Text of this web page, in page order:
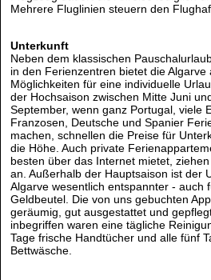
Mehrere Fluglinien steuern den
Unterkunft
Neben dem klassischen
in den Ferienzentren bietet die Algarve
Möglichkeiten für eine individuelle
der Hochsaison zwischen Mitte Juni
September, wenn ganz Portugal, viele
Franzosen, Deutsche und Spanier
machen, schnellen die Preise für
die Höhe. Auch private
besten über das Internet mietet,
an. Außerhalb der Hauptsaison ist der
Algarve wesentlich entspannter - auch
Geldbeutel. Die von uns gebuchten
geräumig, gut ausgestattet und
inbegriffen waren eine tägliche
Tage frische Handtücher und alle fünf
Bettwäsche.